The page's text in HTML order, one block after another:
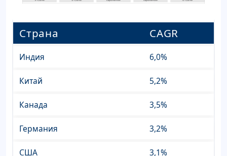
Страна CAGR
Индия 6,0%
Китай 5,2%
Канада 3,5%
Германия 3,2%
США 3,1%